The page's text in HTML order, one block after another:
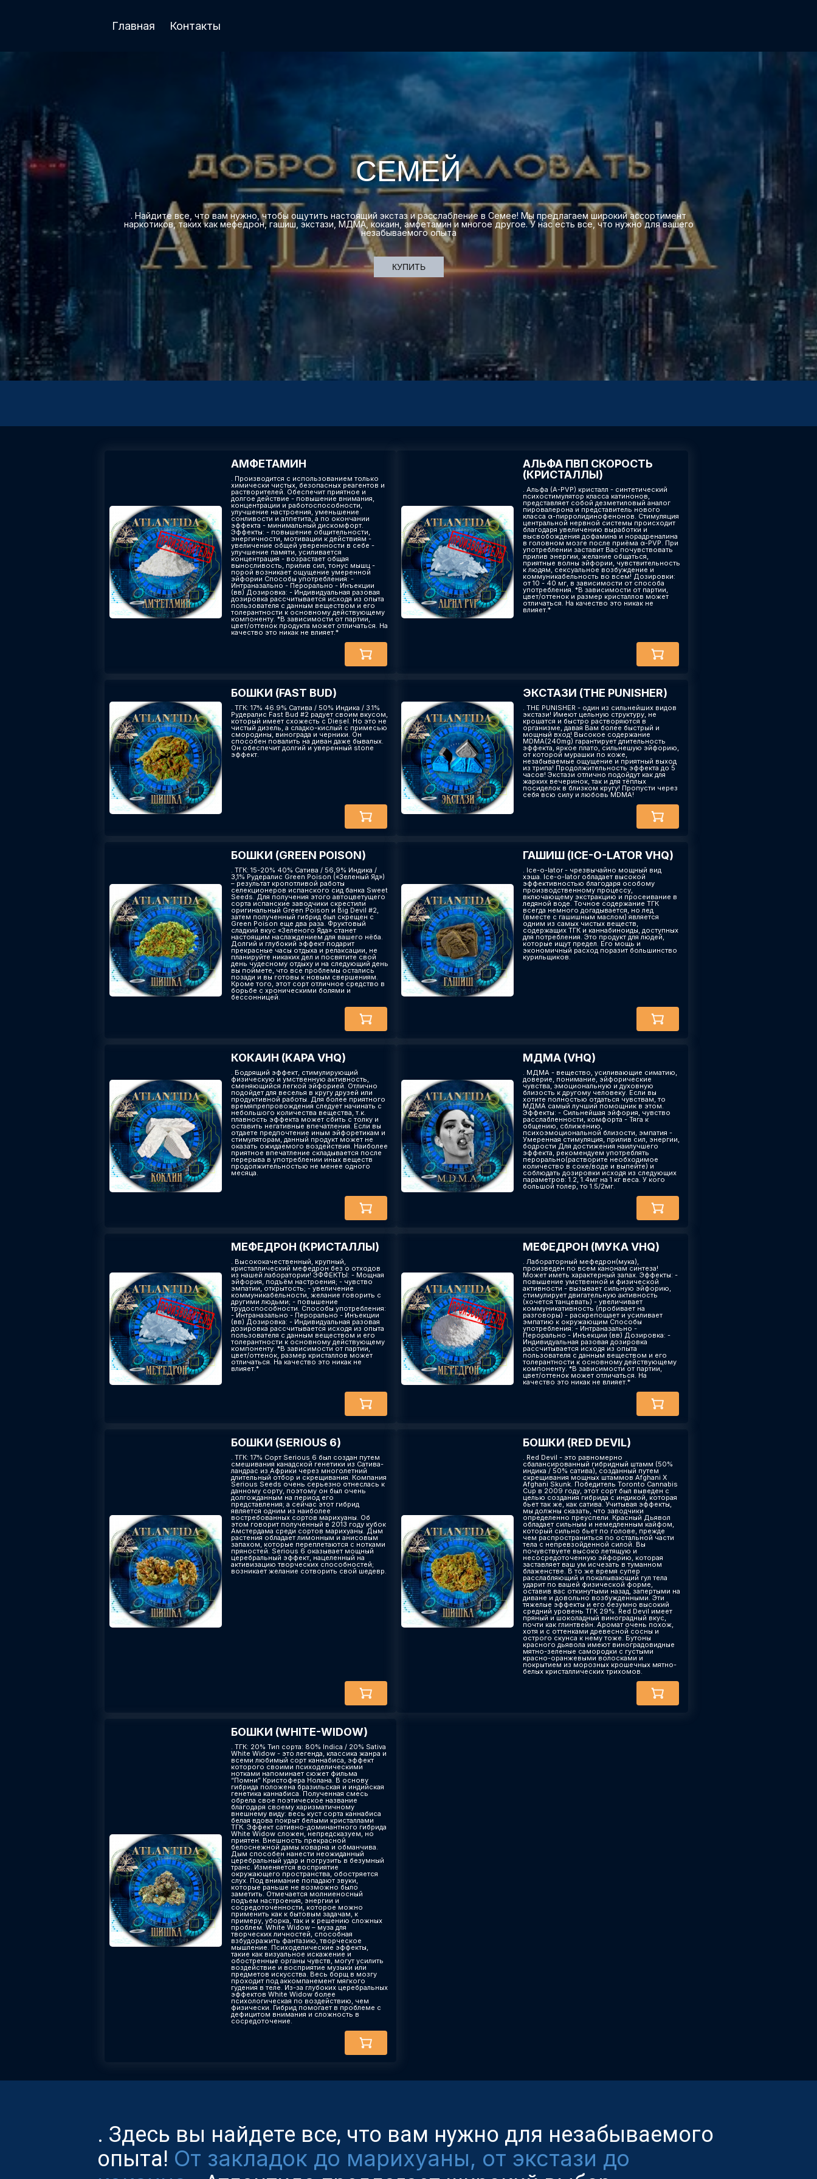
Главная Контакты
СЕМЕЙ
. Найдите все, что вам нужно, чтобы ощутить настоящий экстаз и расслабление в Семее! Мы предлагаем широкий ассортимент
наркотиков, таких как мефедрон, гашиш, экстази, МДМА, кокаин, амфетамин и многое другое. У нас есть все, что нужно для вашего
незабываемого опыта
КУПИТЬ
АМФЕТАМИН
. Производится с использованием только
химически чистых, безопасных реагентов и
растворителей. Обеспечит приятное и
долгое действие - повышение внимания,
концентрации и работоспособности,
улучшение настроения, уменьшение
сонливости и аппетита, а по окончании
эффекта - минимальный дискомфорт.
Эффекты​: - повышение общительности,
энергичности, мотивации к действиям -
увеличение общей уверенности в себе -
улучшение памяти, усиливается
концентрация - возрастает общая
выносливость, прилив сил, тонус мышц -
порой возникает ощущение умеренной
эйфории Способы употребления: -
Интраназально - Перорально - Инъекции
(вв) Дозировка: - Индивидуальная разовая
дозировка рассчитывается исходя из опыта
пользователя с данным веществом и его
толерантности к основному действующему
компоненту. *В зависимости от партии,
цвет/оттенок продукта может отличаться. На
качество это никак не влияет.*
АЛЬФА ПВП СКОРОСТЬ
(КРИСТАЛЛЫ)
. Альфа (A-PVP) кристалл - синтетический
психостимулятор класса катинонов,
представляет собой дезметиловый аналог
пировалерона и представитель нового
класса α-пирролидинофенонов. Стимуляция
центральной нервной системы происходит
благодаря увеличению выработки и
высвобождения дофамина и норадреналина
в головном мозге после приёма α-PVP. При
употреблении заставит Вас почувствовать
прилив энергии, желание общаться,
приятные волны эйфории, чувствительность
к людям, сексуальное возбуждение и
коммуникабельность во всем! Дозировки:
от 10 - 40 мг, в зависимости от способа
употребления. *В зависимости от партии,
цвет/оттенок и размер кристаллов может
отличаться. На качество это никак не
влияет.*
БОШКИ (FAST BUD)
. ТГК: 17% 46.9% Сатива / 50% Индика / 3.1%
Рудералис Fast Bud #2 радует своим вкусом,
который имеет схожесть с Diesel. Но это не
чистый дизель, а сладко-кислый с примесью
смородины, винограда и черники. Он
способен повалить на диван даже бывалых.
Он обеспечит долгий и уверенный stone
эффект.
ЭКСТАЗИ (THE PUNISHER)
. THE PUNISHER - один из сильнейших видов
экстази! Имеют цельную структуру, не
крошатся и быстро растворяются в
организме, давая Вам более быстрый и
мощный вход! Высокое содержание
MDMA(240mg) гарантирует длительность
эффекта, яркое плато, сильнешую эйфорию,
от которой мурашки по коже,
незабываемые ощущение и приятный выход
из трипа! Продолжительность эффекта до 5
часов! Экстази отлично подойдут как для
жарких вечеринок, так и для тёплых
посиделок в близком кругу! Пропусти через
себя всю силу и любовь MDMA!
БОШКИ (GREEN POISON)
. ТГК: 15-20% 40% Сатива / 56,9% Индика /
3,1% Рудералис Green Poison («Зеленый Яд»)
– результат кропотливой работы
селекционеров испанского сид банка Sweet
Seeds. Для получения этого автоцветущего
сорта испанские заводчики скрестили
оригинальный Green Poison и Big Devil #2,
затем полученный гибрид был скрещен с
Green Poison еще два раза. Фруктовый
сладкий вкус «Зеленого Яда» станет
настоящим наслаждением для вашего нёба.
Долгий и глубокий эффект подарит
прекрасные часы отдыха и релаксации, не
планируйте никаких дел и посвятите свой
день чудесному отдыху и на следующий день
вы поймете, что все проблемы остались
позади и вы готовы к новым свершениям.
Кроме того, этот сорт отличное средство в
борьбе с хроническими болями и
бессонницей.
ГАШИШ (ICE-O-LATOR VHQ)
. Ice-o-lator - чрезвычайно мощный вид
хэша. Ice-o-lator обладает высокой
эффективностью благодаря особому
производственному процессу,
включающему экстракцию и просеивание в
ледяной воде. Точное содержание ТГК
всегда немного догадывается, но лед
(вместе с гашишным маслом) является
одним из самых чистых веществ,
содержащих ТГК и каннабиноиды, доступных
для потребления. Это продукт для людей,
которые ищут предел. Его мощь и
экономичный расход поразит большинство
курильщиков.
КОКАИН (KAPA VHQ)
. Бодрящий эффект, стимулирующий
физическую и умственную активность,
сменяющийся легкой эйфорией. Отлично
подойдет для веселья в кругу друзей или
продуктивной работы. Для более приятного
времяпрепровождения следует начинать с
небольшого количества вещества, т.к.
плавность эффекта может сбить с толку и
оставить негативные впечатления. Если вы
отдаете предпочтение иным эйфоретикам и
стимуляторам, данный продукт может не
оказать ожидаемого воздействия. Наиболее
приятное впечатление складывается после
перерыва в употреблении иных веществ
продолжительностью не менее одного
месяца.
МДМА (VHQ)
. МДМА - вещество, усиливающие симатию,
доверие, понимание, эйфорические
чувства, эмоциональную и духовную
близость к другому человеку. Если вы
хотите полностью отдаться чувствам, то
МДМА самый лучший помощник в этом.
Эффекты: - Сильнейшая эйфория, чувство
расслабленности, комфорта - Тяга к
общению, сближению,
психоэмоциональной близости, эмпатия -
Умеренная стимуляция, прилив сил, энергии,
бодрости Для достижения наилучшего
эффекта, рекомендуем употреблять
перорально(растворите необходимое
количество в соке/воде и выпейте) и
соблюдать дозировки исходя из следующих
параметров: 1.2, 1.4мг на 1 кг веса. У кого
большой толер, то 1.5/2мг.
МЕФЕДРОН (КРИСТАЛЛЫ)
. Высококачественный, крупный,
кристаллический мефедрон без о отходов
из нашей лаборатории! ЭФФЕКТЫ: - Мощная
эйфория, подъём настроения; - чувство
эмпатии, открытость; - увеличение
коммуникабельности, желание говорить с
другими людьми; - повышение
трудоспособности. Способы употребления:
- Интраназально - Перорально - Инъекции
(вв) Дозировка: - Индивидуальная разовая
дозировка рассчитывается исходя из опыта
пользователя с данным веществом и его
толерантности к основному действующему
компоненту. *В зависимости от партии,
цвет/оттенок, размер кристаллов может
отличаться. На качество это никак не
влияет.*
МЕФЕДРОН (МУКА VHQ)
. Лабораторный мефедрон(мука),
произведен по всем канонам синтеза!
Может иметь характерный запах. Эффекты: -
повышение умственной и физической
активности - вызывает сильную эйфорию,
стимулирует двигательную активность
(хочется танцевать) - увеличивает
коммуникативность (пробивает на
разговоры) - раскрепощает и усиливает
эмпатию к окружающим Способы
употребления: - Интраназально -
Перорально - Инъекции (вв) Дозировка: -
Индивидуальная разовая дозировка
рассчитывается исходя из опыта
пользователя с данным веществом и его
толерантности к основному действующему
компоненту. *В зависимости от партии,
цвет/оттенок может отличаться. На
качество это никак не влияет.*
БОШКИ (SERIOUS 6)
. ТГК: 17% Сорт Serious 6 был создан путем
смешивания канадской генетики из Сатива-
ландрас из Африки через многолетний
длительный отбор и скрещивания. Компания
Serious Seeds очень серьезно отнеслась к
данному сорту, поэтому он был очень
долгожданным на период его
представления; а сейчас этот гибрид
является одним из наиболее
востребованных сортов марихуаны. Об
этом говорит полученный в 2013 году кубок
Амстердама среди сортов марихуаны. Дым
растения обладает лимонным и анисовым
запахом, которые переплетаются с нотками
пряностей. Serious 6 оказывает мощный
церебральный эффект, нацеленный на
активизацию творческих способностей;
возникает желание сотворить свой шедевр.
БОШКИ (RED DEVIL)
. Red Devil - это равномерно
сбалансированный гибридный штамм (50%
индика / 50% сатива), созданный путем
скрещивания мощных штаммов Afghani X
Afghani Skunk. Победитель Toronto Cannabis
Cup в 2009 году, этот сорт был выведен с
целью создания гибрида с индикой, которая
бьет так же, как сатива. Учитывая эффекты,
мы должны сказать, что заводчики
определенно преуспели. Красный Дьявол
обладает сильным и немедленным кайфом,
который сильно бьет по голове, прежде
чем распространиться по остальной части
тела с непревзойденной силой. Вы
почувствуете высоко летящую и
несосредоточенную эйфорию, которая
заставляет ваш ум исчезать в туманном
блаженстве. В то же время супер
расслабляющий и покалывающий гул тела
ударит по вашей физической форме,
оставив вас откинутыми назад, запертыми на
диване и довольно возбужденными. Эти
тяжелые эффекты и его безумно высокий
средний уровень ТГК 29%. Red Devil имеет
пряный и шоколадный виноградный вкус,
почти как глинтвейн. Аромат очень похож,
хотя и с оттенками древесной сосны и
острого скунса к нему тоже. Бутоны
красного дьявола имеют виноградовидные
мятно-зеленые самородки с густыми
красно-оранжевыми волосками и
покрытием из морозных крошечных мятно-
белых кристаллических трихомов.
БОШКИ (WHITE-WIDOW)
. ТГК: 20% Тип сорта: 80% Indica / 20% Sativa
White Widow - это легенда, классика жанра и
всеми любимый сорт каннабиса, эффект
которого своими психоделическими
нотками напоминает сюжет фильма
“Помни” Кристофера Нолана. В основу
гибрида положена бразильская и индийская
генетика каннабиса. Полученная смесь
обрела свое поэтическое название
благодаря своему харизматичному
внешнему виду: весь куст сорта каннабиса
белая вдова покрыт белыми кристаллами
ТГК. Эффект сативно-доминантного гибрида
White Widow сложен, непредсказуем, но
приятен. Внешность прекрасной
белоснежной дамы коварна и обманчива.
Дым способен нанести неожиданный
церебральный удар и погрузить в безумный
транс. Изменяется восприятие
окружающего пространства, обостряется
слух. Под внимание попадают звуки,
которые раньше не возможно было
заметить. Отмечается молниеносный
подъем настроения, энергии и
сосредоточенности, которое можно
применить как к бытовым задачам, к
примеру, уборка, так и к решению сложных
проблем. White Widow – муза для
творческих личностей, способная
взбудоражить фантазию, творческое
мышление. Психоделические эффекты,
такие как визуальное искажение и
обостренные органы чувств, могут усилить
воздействие и восприятие музыки или
предметов искусства. Весь борщ в мозгу
проходит под аккомпанемент мягкого
гудения в теле. Из-за глубоких церебральных
эффектов White Widow более
психологическая по воздействию, чем
физически. Гибрид помогает в проблеме с
дефицитом внимания и сложность в
сосредоточение.
. Здесь вы найдете все, что вам нужно для незабываемого
опыта! От закладок до марихуаны, от экстази до